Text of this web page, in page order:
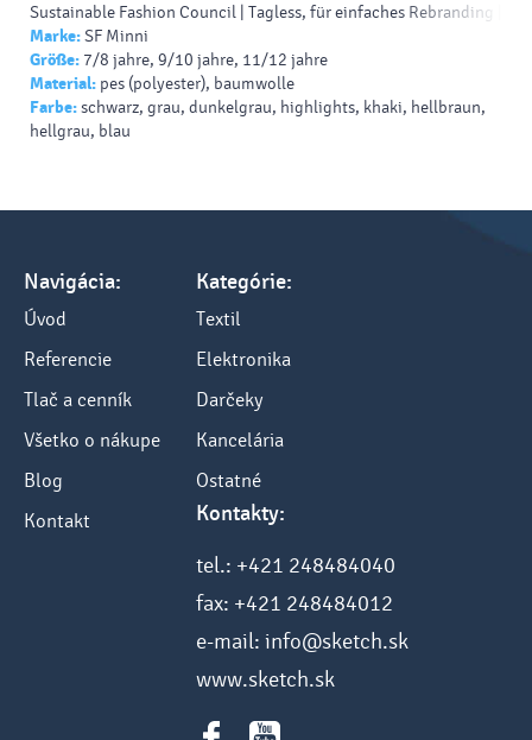
Sustainable Fashion Council | Tagless, für einfaches Rebranding |
Recycelbare, wiederverschließbare Taschen - hergestellt aus 100
% recyceltem Kunststoff. 60% Baumwolle/40% Polyester.
Marke:SF Minni
Größe: 7/8 jahre, 9/10 jahre, 11/12 jahre
Material: pes (polyester), baumwolle
Farbe:schwarz, grau, dunkelgrau, highlights, khaki, hellbraun,
hellgrau, blau
Navigácia:
Úvod
Referencie
Tlač a cenník
Všetko o nákupe
Blog
Kontakt
Kategórie:
Textil
Elektronika
Darčeky
Kancelária
Ostatné
Kontakty:
tel.: +421 248484040
fax: +421 248484012
e-mail: info@sketch.sk
www.sketch.sk